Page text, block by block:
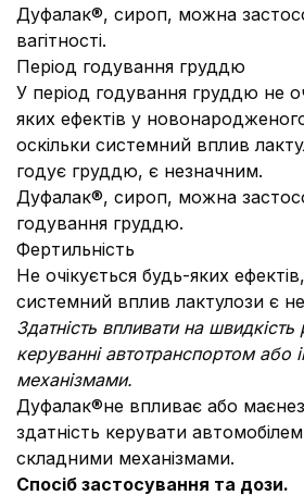
Дуфалак®, сироп, можна
вагітності.
Період годування груддю
У період годування груддю не
яких ефектів у
оскільки системний вплив
годує груддю, є незначним.
Дуфалак®, сироп, можна
годування груддю.
Фертильність
Не очікується будь-яких
системний вплив лактулози є
Здатність впливати на швидкість
керуванні автотранспортом або
механізмами.
Дуфалак®не впливає або
здатність керувати
складними механізмами.
Спосіб застосування та дози.